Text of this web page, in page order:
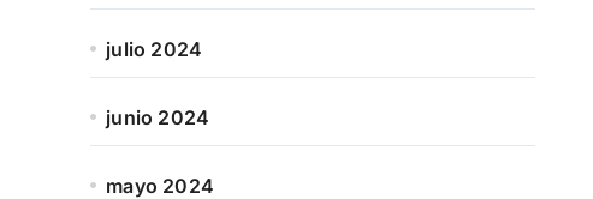
julio 2024
junio 2024
mayo 2024